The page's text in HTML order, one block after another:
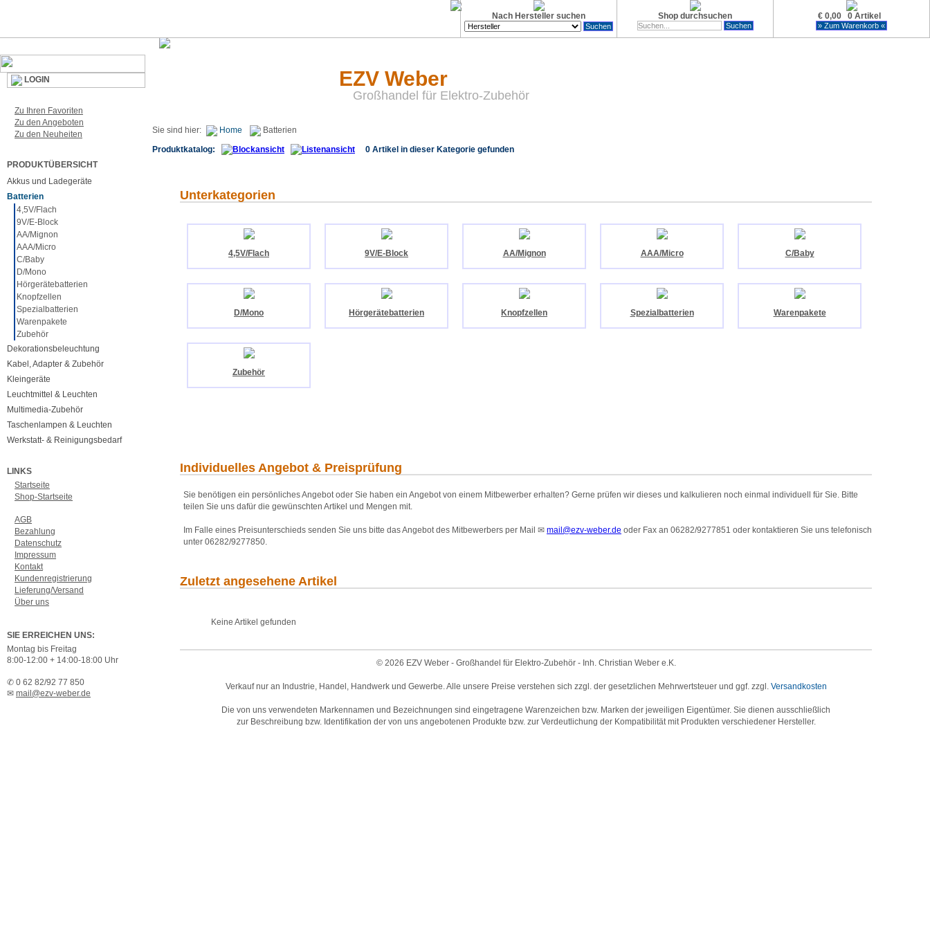
€ 0,00 0 Artikel
Shop durchsuchen
Nach Hersteller suchen
LOGIN
Zu Ihren Favoriten
Zu den Angeboten
Zu den Neuheiten
PRODUKTÜBERSICHT
Akkus und Ladegeräte
Batterien
4,5V/Flach
9V/E-Block
AA/Mignon
AAA/Micro
C/Baby
D/Mono
Hörgerätebatterien
Knopfzellen
Spezialbatterien
Warenpakete
Zubehör
Dekorationsbeleuchtung
Kabel, Adapter & Zubehör
Kleingeräte
Leuchtmittel & Leuchten
Multimedia-Zubehör
Taschenlampen & Leuchten
Werkstatt- & Reinigungsbedarf
LINKS
Startseite
Shop-Startseite
AGB
Bezahlung
Datenschutz
Impressum
Kontakt
Kundenregistrierung
Lieferung/Versand
Über uns
SIE ERREICHEN UNS:
Montag bis Freitag
8:00-12:00 + 14:00-18:00 Uhr
✆ 0 62 82/92 77 850
✉ mail@ezv-weber.de
EZV Weber
Großhandel für Elektro-Zubehör
Sie sind hier: Home
Batterien
Produktkatalog:
0 Artikel in dieser Kategorie gefunden
Unterkategorien
4,5V/Flach 9V/E-Block AA/Mignon AAA/Micro C/Baby
D/Mono Hörgerätebatterien Knopfzellen Spezialbatterien Warenpakete
Zubehör
Individuelles Angebot & Preisprüfung
Sie benötigen ein persönliches Angebot oder Sie haben ein Angebot von einem Mitbewerber erhalten? Gerne prüfen wir dieses und kalkulieren noch einmal individuell für Sie. Bitte
teilen Sie uns dafür die gewünschten Artikel und Mengen mit.
Im Falle eines Preisunterschieds senden Sie uns bitte das Angebot des Mitbewerbers per Mail ✉ mail@ezv-weber.de oder Fax an 06282/9277851 oder kontaktieren Sie uns telefonisch
unter 06282/9277850.
Zuletzt angesehene Artikel
Keine Artikel gefunden
© 2026 EZV Weber - Großhandel für Elektro-Zubehör - Inh. Christian Weber e.K.
Verkauf nur an Industrie, Handel, Handwerk und Gewerbe. Alle unsere Preise verstehen sich zzgl. der gesetzlichen Mehrwertsteuer und ggf. zzgl. Versandkosten
Die von uns verwendeten Markennamen und Bezeichnungen sind eingetragene Warenzeichen bzw. Marken der jeweiligen Eigentümer. Sie dienen ausschließlich
zur Beschreibung bzw. Identifikation der von uns angebotenen Produkte bzw. zur Verdeutlichung der Kompatibilität mit Produkten verschiedener Hersteller.